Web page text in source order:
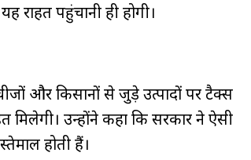
राहत पहुंचानी ही होगी।
और किसानों से जुड़े उत्पादों पर टैक्स
उन्होंने कहा कि सरकार ने ऐसी
होती हैं।